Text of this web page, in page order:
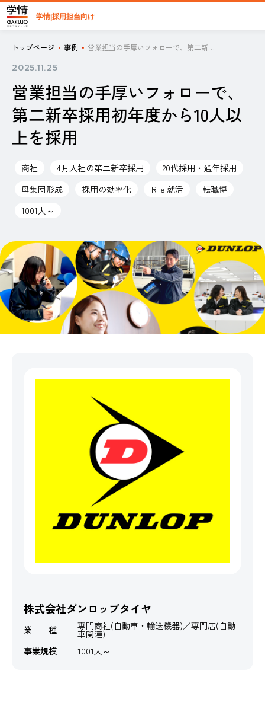
学情|採用担当向け
トップページ 事例 営業担当の手厚いフォローで、第二新卒採用初年度から10人以上を採用
2025.11.25
営業担当の手厚いフォローで、
第二新卒採用初年度から10人以
上を採用
商社 4月入社の第二新卒採用
20代採用・通年採用
母集団形成
採用の効率化 Ｒｅ就活
転職博
1001人～
株式会社ダンロップタイヤ
業 種 専門商社(自動車・輸送機器)／専門店(自動
車関連)
事業規模
1001人～